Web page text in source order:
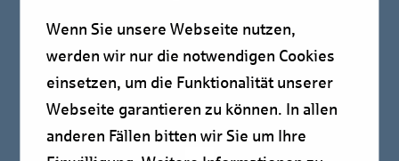
den Wohnungsmarkt
Pressmitteilung
Erbbaurecht bietet echte Chancen für den
Wenn Sie unsere Webseite nutzen,
werden wir nur die notwendigen Cookies
einsetzen, um die Funktionalität unserer
Webseite garantieren zu können. In allen
anderen Fällen bitten wir Sie um Ihre